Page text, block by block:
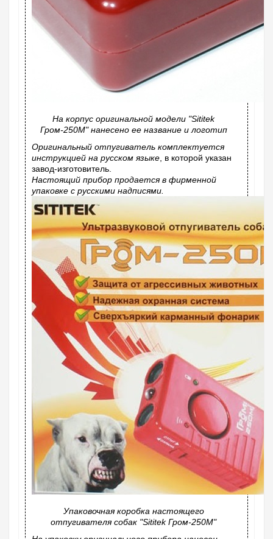
На корпус оригинальной модели "Sititek
Гром-250М" нанесено ее название и логотип
Оригинальный отпугиватель комплектуется
инструкцией на русском языке , в которой указан
завод-изготовитель.
Настоящий прибор продается в фирменной
упаковке с русскими надписями.
Упаковочная коробка настоящего
отпугивателя собак "Sititek Гром-250М"